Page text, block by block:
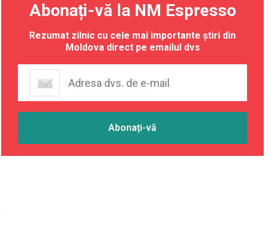
Abonați-vă la NM Espresso
Rezumat zilnic cu cele mai importante știri din
Moldova direct pe emailul dvs